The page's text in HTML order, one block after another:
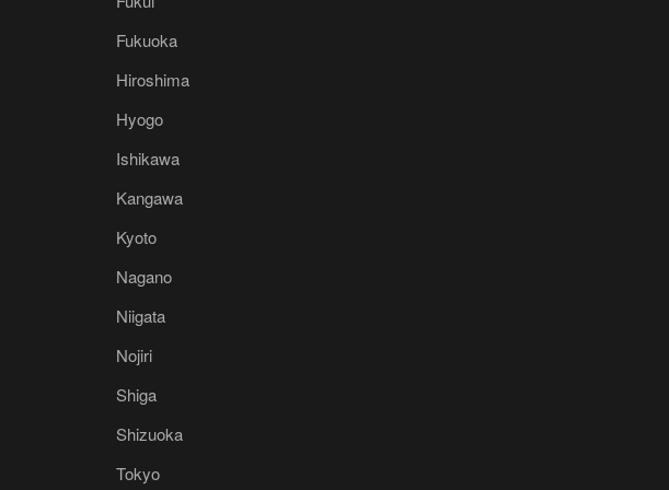
Fukuoka
Hiroshima
Hyogo
Ishikawa
Kangawa
Kyoto
Nagano
Niigata
Nojiri
Shiga
Shizuoka
Tokyo